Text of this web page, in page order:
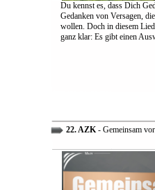
Du kennst es, dass Dich
Gedanken von Versagen,
wollen. Doch in diesem
ganz klar: Es gibt einen
22. AZK- Gemeinsam